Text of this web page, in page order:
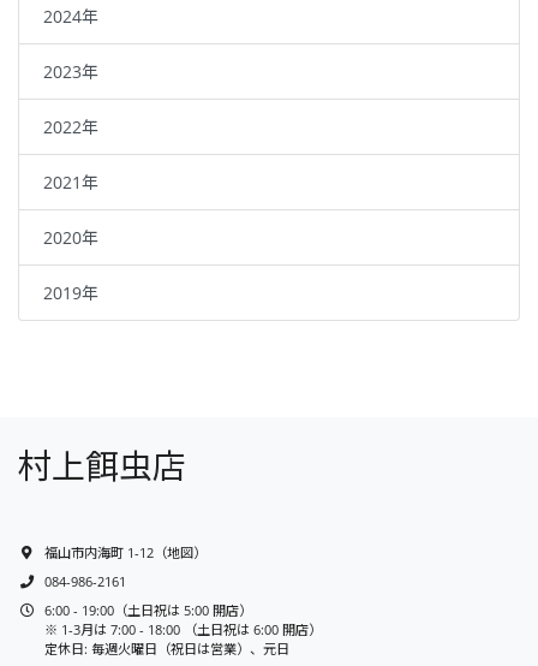
2024年
2023年
2022年
2021年
2020年
2019年
村上餌虫店
福山市内海町 1-12 （地図）
084-986-2161
6:00 - 19:00（土日祝は 5:00 開店）
※ 1-3月は 7:00 - 18:00 （土日祝は 6:00 開店）
定休日: 毎週火曜日（祝日は営業）、元日